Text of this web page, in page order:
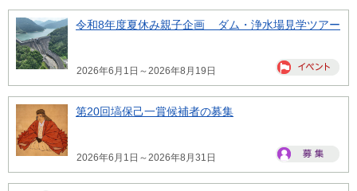
令和8年度夏休み親子企画 ダム・浄水場見学ツアー
2026年6月1日～2026年8月19日
第20回塙保己一賞候補者の募集
2026年6月1日～2026年8月31日